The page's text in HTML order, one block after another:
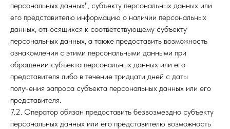
персональных данных", субъекту персональных данных или
его представителю информацию о наличии персональных
данных, относящихся к соответствующему субъекту
персональных данных, а также предоставить возможность
ознакомления с этими персональными данными при
обращении субъекта персональных данных или его
представителя либо в течение тридцати дней с даты
получения запроса субъекта персональных данных или его
представителя.
7.2. Оператор обязан предоставить безвозмездно субъекту
персональных данных или его представителю возможность